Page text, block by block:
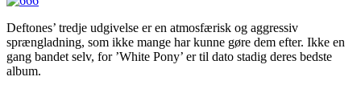
Deftones’ tredje udgivelse er en atmosfærisk og aggressiv
sprængladning, som ikke mange har kunne gøre dem efter. Ikke en
gang bandet selv, for ’White Pony’ er til dato stadig deres bedste
album.